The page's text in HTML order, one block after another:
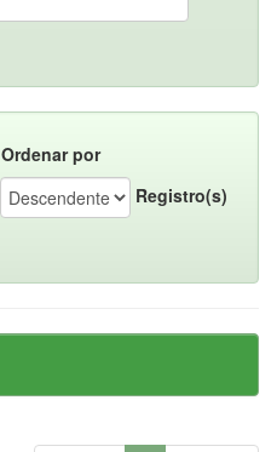
Ordenar por
Registro(s)